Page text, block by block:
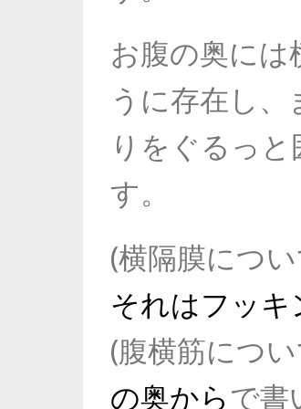
お腹の奥には
うに存在し、
りをぐるっ
す。
(横隔膜につ
それはフッキ
(腹横筋につ
の奥からで書